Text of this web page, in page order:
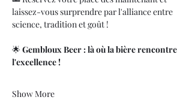
laissez-vous surprendre par l'alliance entre
science, tradition et goût !
🌟 Gembloux Beer : là où la bière rencontre
l'excellence !
Show More